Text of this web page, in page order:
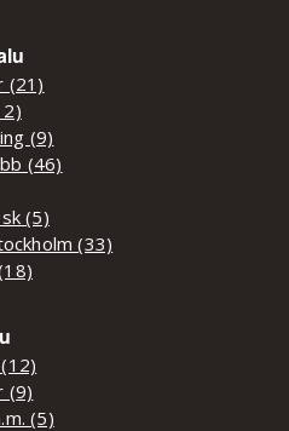
(21)
(9)
(46)
(5)
(33)
(9)
(5)